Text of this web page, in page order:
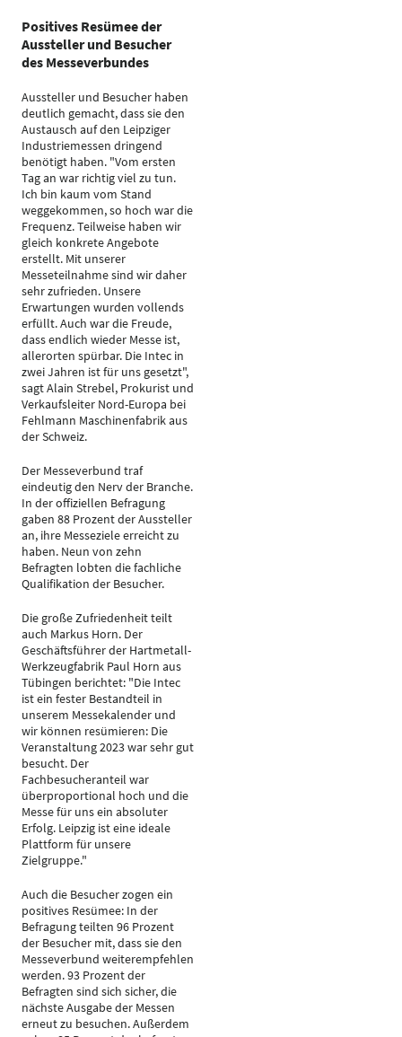
Positives Resümee der
Aussteller und Besucher
des Messeverbundes
Aussteller und Besucher haben
deutlich gemacht, dass sie den
Austausch auf den Leipziger
Industriemessen dringend
benötigt haben. "Vom ersten
Tag an war richtig viel zu tun.
Ich bin kaum vom Stand
weggekommen, so hoch war die
Frequenz. Teilweise haben wir
gleich konkrete Angebote
erstellt. Mit unserer
Messeteilnahme sind wir daher
sehr zufrieden. Unsere
Erwartungen wurden vollends
erfüllt. Auch war die Freude,
dass endlich wieder Messe ist,
allerorten spürbar. Die Intec in
zwei Jahren ist für uns gesetzt",
sagt Alain Strebel, Prokurist und
Verkaufsleiter Nord-Europa bei
Fehlmann Maschinenfabrik aus
der Schweiz.
Der Messeverbund traf
eindeutig den Nerv der Branche.
In der offiziellen Befragung
gaben 88 Prozent der Aussteller
an, ihre Messeziele erreicht zu
haben. Neun von zehn
Befragten lobten die fachliche
Qualifikation der Besucher.
Die große Zufriedenheit teilt
auch Markus Horn. Der
Geschäftsführer der Hartmetall-
Werkzeugfabrik Paul Horn aus
Tübingen berichtet: "Die Intec
ist ein fester Bestandteil in
unserem Messekalender und
wir können resümieren: Die
Veranstaltung 2023 war sehr gut
besucht. Der
Fachbesucheranteil war
überproportional hoch und die
Messe für uns ein absoluter
Erfolg. Leipzig ist eine ideale
Plattform für unsere
Zielgruppe."
Auch die Besucher zogen ein
positives Resümee: In der
Befragung teilten 96 Prozent
der Besucher mit, dass sie den
Messeverbund weiterempfehlen
werden. 93 Prozent der
Befragten sind sich sicher, die
nächste Ausgabe der Messen
erneut zu besuchen. Außerdem